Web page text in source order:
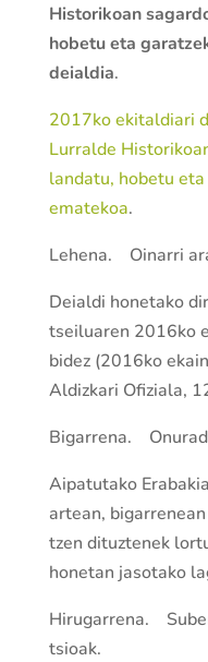
Historikoan
hobetu eta
deialdia.
2017ko ekitaldiari
Lurralde
landatu, hobetu
ematekoa.
Lehena. Oinarri
Deialdi honetako
tseiluaren 2016ko
bidez (2016ko
Aldizkari Ofiziala,
Bigarrena.
Aipatutako
artean,
tzen dituztenek
honetan jasotako
Hirugarrena.
tsioak.